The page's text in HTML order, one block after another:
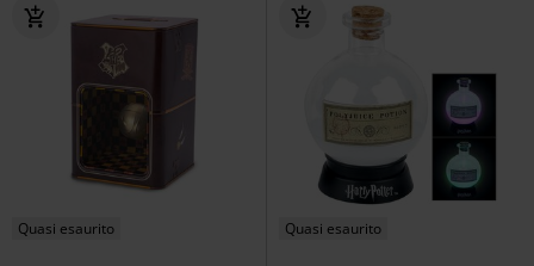
Quasi esaurito Quasi esaurito